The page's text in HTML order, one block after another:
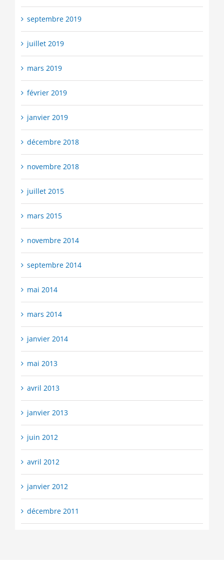
septembre 2019
juillet 2019
mars 2019
février 2019
janvier 2019
décembre 2018
novembre 2018
juillet 2015
mars 2015
novembre 2014
septembre 2014
mai 2014
mars 2014
janvier 2014
mai 2013
avril 2013
janvier 2013
juin 2012
avril 2012
janvier 2012
décembre 2011